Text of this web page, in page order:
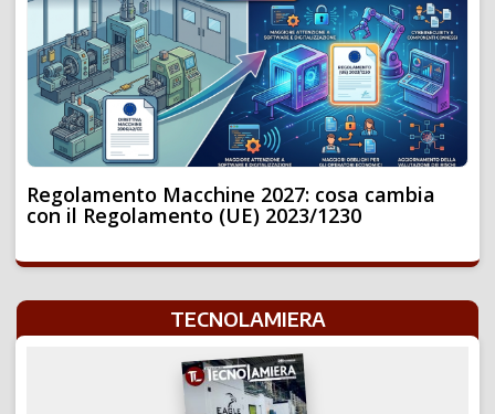
Regolamento Macchine 2027: cosa cambia
con il Regolamento (UE) 2023/1230
TECNOLAMIERA